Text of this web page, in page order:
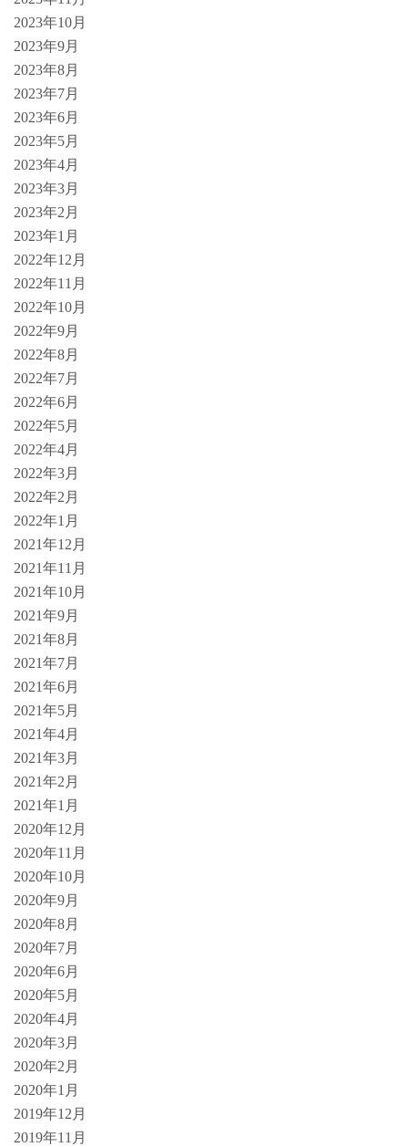
2023年10月
2023年9月
2023年8月
2023年7月
2023年6月
2023年5月
2023年4月
2023年3月
2023年2月
2023年1月
2022年12月
2022年11月
2022年10月
2022年9月
2022年8月
2022年7月
2022年6月
2022年5月
2022年4月
2022年3月
2022年2月
2022年1月
2021年12月
2021年11月
2021年10月
2021年9月
2021年8月
2021年7月
2021年6月
2021年5月
2021年4月
2021年3月
2021年2月
2021年1月
2020年12月
2020年11月
2020年10月
2020年9月
2020年8月
2020年7月
2020年6月
2020年5月
2020年4月
2020年3月
2020年2月
2020年1月
2019年12月
2019年11月